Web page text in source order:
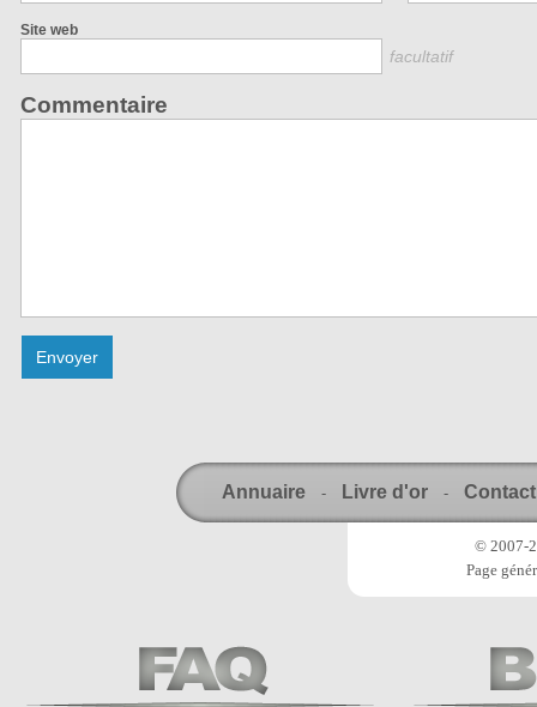
Site web
facultatif
Commentaire
Annuaire - Livre d'or - Contact
© 2007-
Page